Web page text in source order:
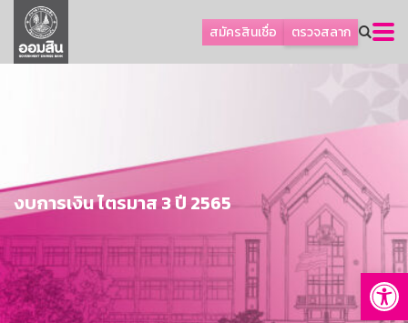
สมัครสินเชื่อ ตรวจสลาก
ลูกค้าธุรกิจ
ลูกค้าผู้ประกอบรายย่อย
การพัฒนาที่ยั่งยืน
ข่าวสาร
บริการทางการเงิน
อื่นๆ
ติดต่อเรา
งบการเงิน ไตรมาส 3 ปี 2565